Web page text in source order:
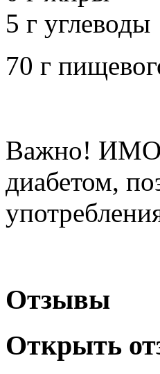
5 г углеводы
70 г
Важно! ИМО
диабетом,
Отзывы
Открыть